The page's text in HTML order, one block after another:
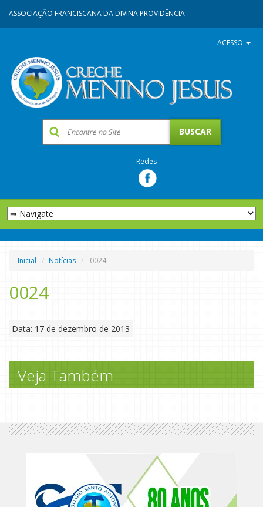
ASSOCIAÇÃO FRANCISCANA DA DIVINA PROVIDÊNCIA
ACESSO
Redes
Inicial Notícias 0024
0024
Data: 17 de dezembro de 2013
Veja Também